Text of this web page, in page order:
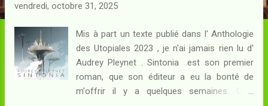
vendredi, octobre 31, 2025
Mis à part un texte publié dans l' Anthologie
des Utopiales 2023 , je n'ai jamais rien lu d'
Audrey Pleynet . Sintonia est son premier
roman, que son éditeur a eu la bonté de
m'offrir il y a quelques semaines. Cela